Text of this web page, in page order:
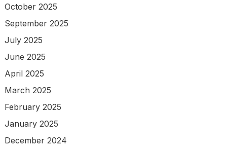
October 2025
September 2025
July 2025
June 2025
April 2025
March 2025
February 2025
January 2025
December 2024